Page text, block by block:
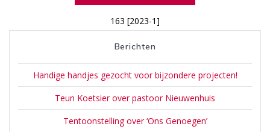
163 [2023-1]
Berichten
Handige handjes gezocht voor bijzondere projecten!
Teun Koetsier over pastoor Nieuwenhuis
Tentoonstelling over ‘Ons Genoegen’